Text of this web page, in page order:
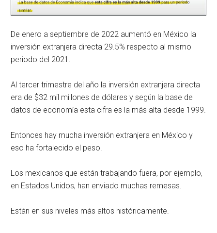
De enero a septiembre de 2022 aumentó en México la
inversión extranjera directa 29.5% respecto al mismo
periodo del 2021.
Al tercer trimestre del año la inversión extranjera directa
era de $32 mil millones de dólares y según la base de
datos de economía esta cifra es la más alta desde 1999.
Entonces hay mucha inversión extranjera en México y
eso ha fortalecido el peso.
Los mexicanos que están trabajando fuera, por ejemplo,
en Estados Unidos, han enviado muchas remesas.
Están en sus niveles más altos históricamente.